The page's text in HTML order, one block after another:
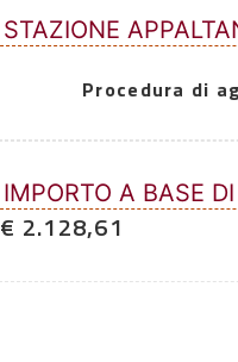
STAZIONE
Procedura di
IMPORTO A BASE
€ 2.128,61